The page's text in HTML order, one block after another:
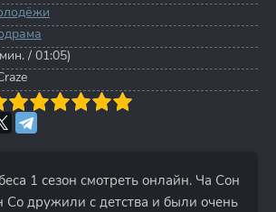
/ 01:05)
9 10
1 сезон смотреть онлайн. Ча Сон
дружили с детства и были очень